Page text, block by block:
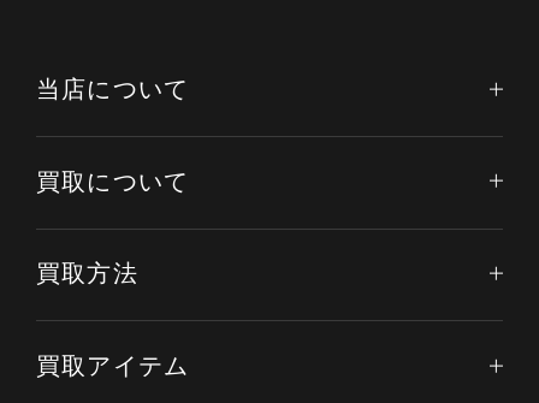
当店について
買取について
買取方法
買取アイテム
電話する オンライン査定